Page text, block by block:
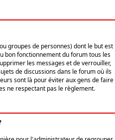
groupes de personnes) dont le but est
bon fonctionnement du forum tous les
les messages et de verrouiller,
de discussions dans le forum où ils
sont là pour éviter aux gens de faire
ne respectant pas le règlement.